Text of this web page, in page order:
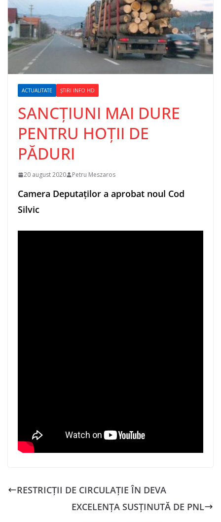
ACTUALITATE ȘTIRI INFO HD
SANCȚIUNI MAI DURE
PENTRU HOȚII DE
PĂDURI
20 august 2020 Petru Meszaros
Camera Deputaților a aprobat noul Cod
Silvic
RESTRICȚII DE CIRCULAȚIE ÎN DEVA
EXCELENȚA SUSȚINUTĂ DE PNL